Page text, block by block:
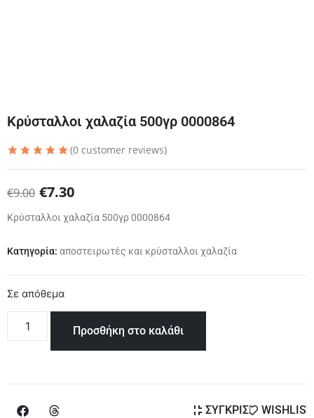
Κρύσταλλοι χαλαζία 500γρ 0000864
(0 customer reviews)
€9.00 €7.30
Κρύσταλλοι χαλαζία 500γρ 0000864
Κατηγορία: αποστειρωτές και κρύσταλλοι χαλαζία
Σε απόθεμα
Προσθήκη στο καλάθι
ΣΥΓΚΡΙΣΗ WISHLIST